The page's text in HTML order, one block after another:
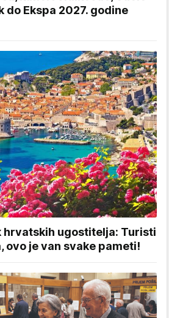
do Ekspa 2027. godine
hrvatskih ugostitelja: Turisti
ovo je van svake pameti!